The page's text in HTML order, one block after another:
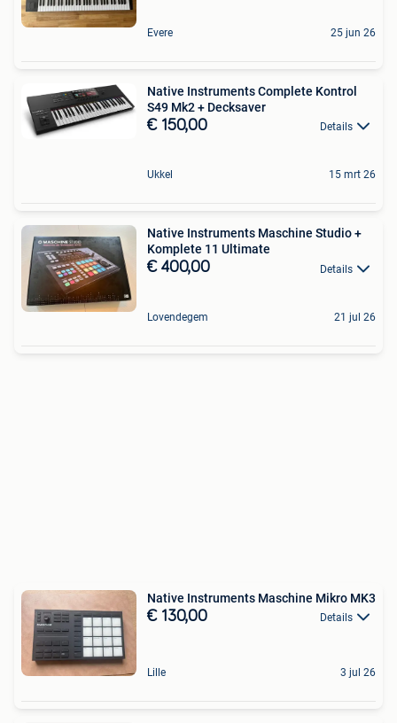
Evere 25 jun 26
Native Instruments Complete Kontrol
S49 Mk2 + Decksaver
€ 150,00 Details
Ukkel 15 mrt 26
Native Instruments Maschine Studio +
Komplete 11 Ultimate
€ 400,00 Details
Lovendegem 21 jul 26
Native Instruments Maschine Mikro MK3
€ 130,00 Details
Lille 3 jul 26